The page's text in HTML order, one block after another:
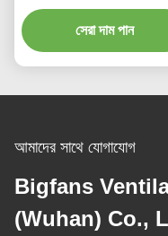
স্টাইল
সেরা দাম পান
আমাদের সাথে যোগাযোগ
Bigfans
(Wuhan) Co.,